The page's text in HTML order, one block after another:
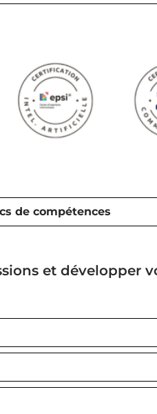
de compétences
et développer